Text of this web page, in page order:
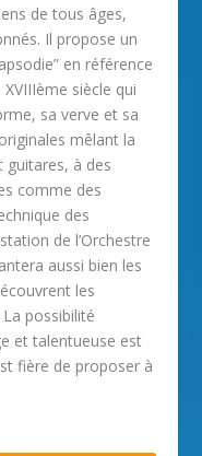
de tous âges,
Il propose un
en référence
siècle qui
sa verve et sa
mêlant la
à des
comme des
des
de l’Orchestre
aussi bien les
les
possibilité
et talentueuse est
fière de proposer à